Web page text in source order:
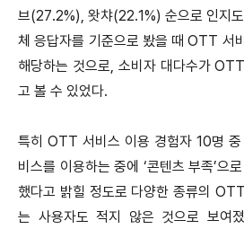
브(27.2%), 왓챠(22.1%) 순으로 인지
체 응답자를 기준으로 봤을 때 OTT 서
해당하는 것으로, 소비자 대다수가
고 볼 수 있었다.
특히 OTT 서비스 이용 경험자 10명
비스를 이용하는 중에 ‘콘텐츠 부족’으
했다고 밝힐 정도로 다양한 종류의
는 사용자도 적지 않은 것으로 보여